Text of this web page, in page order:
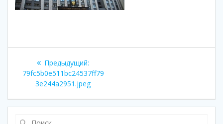
Навигация
по
записям
Предыдущий:
запись:
79fc5b0e511bc24537ff79
3e244a2951.jpeg